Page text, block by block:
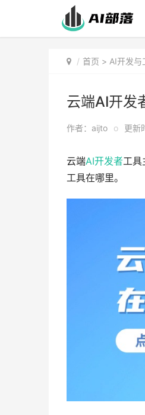
首页 > AI开发与
云端AI开发
作者：aijto o 更新
云端AI开发者工具
工具在哪里。